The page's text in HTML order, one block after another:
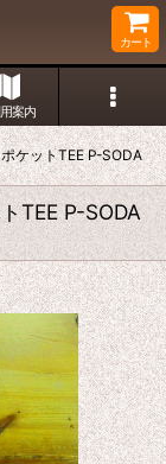
カート
案内
ケットTEE P-SODA
TEE P-SODA